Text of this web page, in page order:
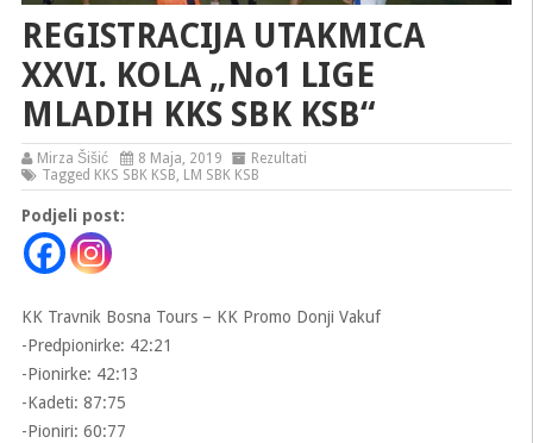
REGISTRACIJA UTAKMICA
XXVI. KOLA „No1 LIGE
MLADIH KKS SBK KSB“
Mirza Šišić 8 Maja, 2019
Rezultati
Tagged KKS SBK KSB, LM SBK KSB
Podjeli post:
KK Travnik Bosna Tours – KK Promo Donji Vakuf
-Predpionirke: 42:21
-Pionirke: 42:13
-Kadeti: 87:75
-Pioniri: 60:77